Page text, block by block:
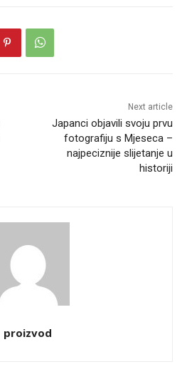
Next article
Japanci objavili svoju prvu
fotografiju s Mjeseca –
najpeciznije slijetanje u
historiji
proizvod